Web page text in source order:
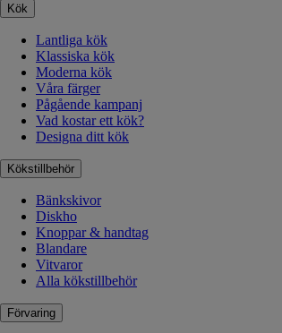
Kök
Lantliga kök
Klassiska kök
Moderna kök
Våra färger
Pågående kampanj
Vad kostar ett kök?
Designa ditt kök
Kökstillbehör
Bänkskivor
Diskho
Knoppar & handtag
Blandare
Vitvaror
Alla kökstillbehör
Förvaring